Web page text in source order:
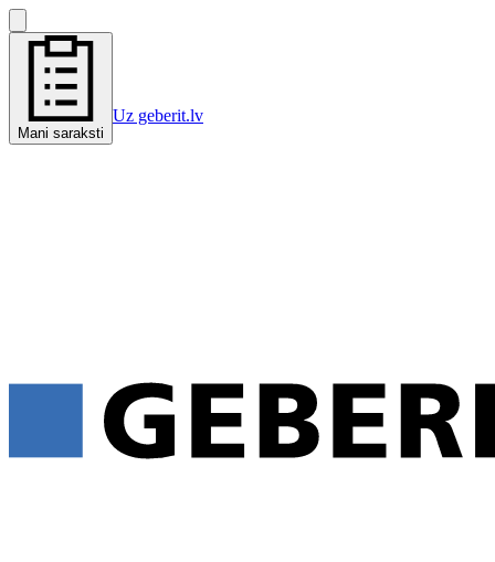
Mani saraksti
Uz geberit.lv